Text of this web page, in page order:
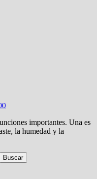
0
importantes. Una es
la humedad y la